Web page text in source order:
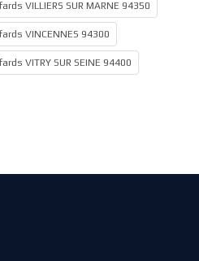
VILLIERS SUR MARNE 94350
VINCENNES 94300
VITRY SUR SEINE 94400